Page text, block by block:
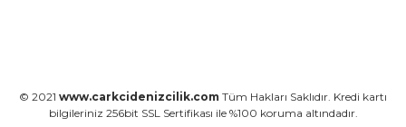
© 2021 www.carkcidenizcilik.com Tüm Hakları Saklıdır. Kredi kartı
bilgileriniz 256bit SSL Sertifikası ile %100 koruma altındadır.